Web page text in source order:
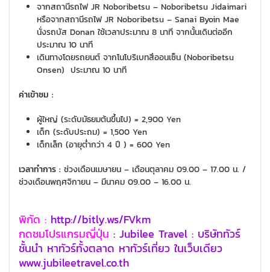
จากสถานีรถไฟ JR Noboribetsu – Noboribetsu Jidaimari
หรือจากสถานีรถไฟ JR Noboribetsu – Sanai Byoin Mae
นั่งรถบัส Donan ใช้เวลาประมาณ 8 นาที จากนั้นเดินต่ออีก
ประมาณ 10 นาที
เดินทางโดยรถยนต์ จากโนโบริเบทสึออนเซ็น (Noboribetsu
Onsen) ประมาณ 10 นาที
ค่าเข้าชม :
ผู้ใหญ่ (ระดับมัธยมต้นขึ้นไป) = 2,900 Yen
เด็ก (ระดับประถม) = 1,500 Yen
เด็กเล็ก (อายุต่ำกว่า 4 ปี ) = 600 Yen
เวลาทำการ : ช่วงเดือนเมษายน – เดือนตุลาคม 09.00 – 17.00 น. /
ช่วงเดือนพฤศจิกายน – มีนาคม 09.00 – 16.00 น.
พิกัด : http://bitly.ws/FVkm
กดชมโปรแกรมญี่ปุ่น : Jubilee Travel : บริษัททัวร์
ชั้นนำ หาทัวร์ทั้งตลาด หาทัวร์เที่ยว ในเว็บเดียว
www.jubileetravel.co.th